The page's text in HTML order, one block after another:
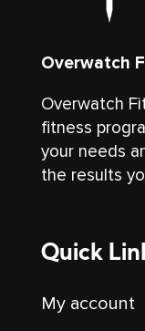
Overwatch
Overwatch
fitness
your needs
the results
Quick
My account